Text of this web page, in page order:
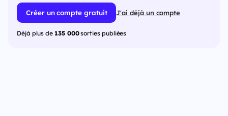
Créer un compte gratuit J'ai déjà un compte
Déjà plus de 135 000sorties publiées